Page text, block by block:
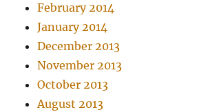
February 2014
January 2014
December 2013
November 2013
October 2013
August 2013